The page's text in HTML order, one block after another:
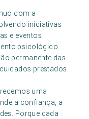
com a
iniciativas
e eventos
psicológico.
permanente das
prestados.
uma
a confiança, a
Porque cada